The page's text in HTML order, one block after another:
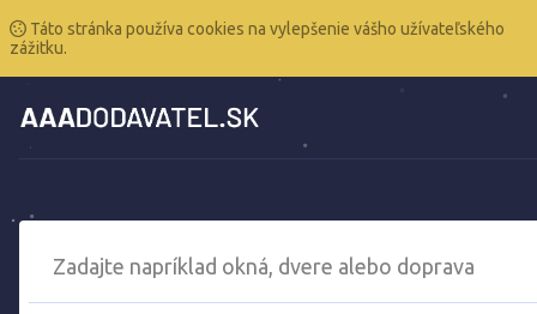
Táto stránka používa cookies na vylepšenie vášho užívateľského
zážitku.